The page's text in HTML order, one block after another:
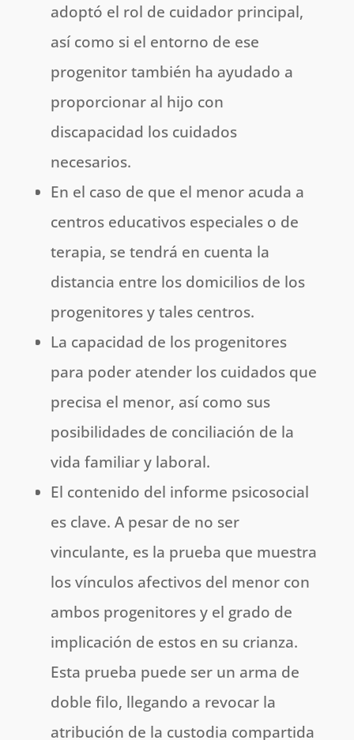
adoptó el rol de cuidador principal,
así como si el entorno de ese
progenitor también ha ayudado a
proporcionar al hijo con
discapacidad los cuidados
necesarios.
En el caso de que el menor acuda a
centros educativos especiales o de
terapia, se tendrá en cuenta la
distancia entre los domicilios de los
progenitores y tales centros.
La capacidad de los progenitores
para poder atender los cuidados que
precisa el menor, así como sus
posibilidades de conciliación de la
vida familiar y laboral.
El contenido del informe psicosocial
es clave. A pesar de no ser
vinculante, es la prueba que muestra
los vínculos afectivos del menor con
ambos progenitores y el grado de
implicación de estos en su crianza.
Esta prueba puede ser un arma de
doble filo, llegando a revocar la
atribución de la custodia compartida